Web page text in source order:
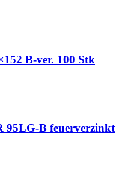
B-ver. 100 Stk
95LG-B feuerverzinkt